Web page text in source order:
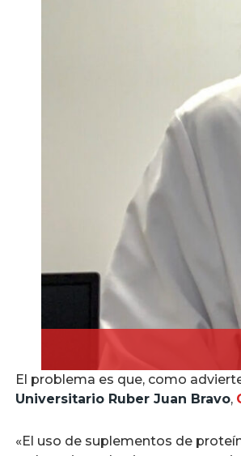
El problema es que, como
Universitario Ruber Juan Bravo,
«El uso de suplementos de